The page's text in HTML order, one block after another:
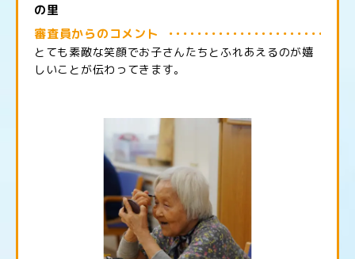
の里
審査員からのコメント
とても素敵な笑顔でお子さんたちとふれあえるのが嬉
しいことが伝わってきます。